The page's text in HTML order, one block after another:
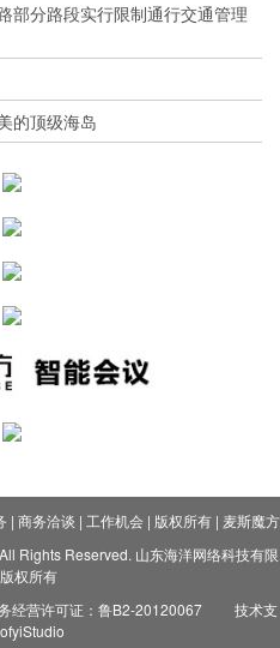
部分路段实行限制通行交通管理
的顶级海岛
| 商务洽谈 | 工作机会| 版权所有| 麦斯魔方
Rights Reserved. 山东海洋网络科技有限
权所有
经营许可证：鲁B2-20120067
技术支